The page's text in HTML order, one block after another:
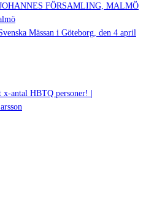
FÖRSAMLING, MALMÖ
Mässan i Göteborg, den 4 april
x-antal HBTQ personer! |